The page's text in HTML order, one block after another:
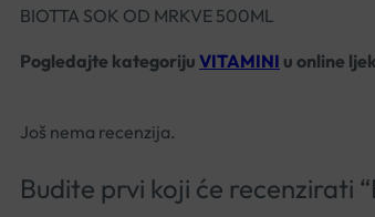
BIOTTA SOK OD MRKVE 500ML
Pogledajte kategoriju VITAMINI u online
Još nema recenzija.
Budite prvi koji će recenzirati